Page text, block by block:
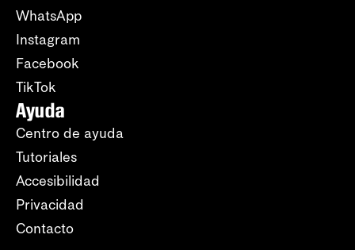
WhatsApp
Instagram
Facebook
TikTok
Ayuda
Centro de ayuda
Tutoriales
Accesibilidad
Privacidad
Contacto